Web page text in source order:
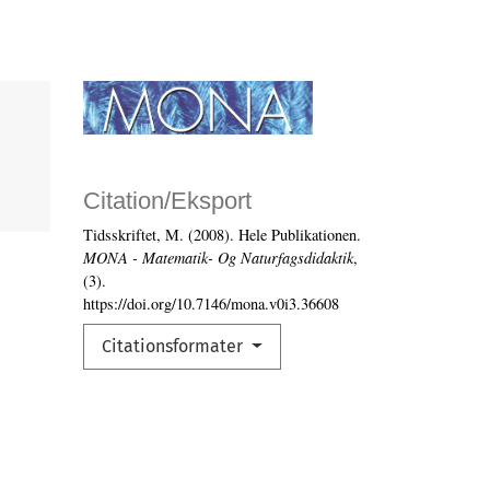
Citation/Eksport
Tidsskriftet, M. (2008). Hele Publikationen.
MONA - Matematik- Og Naturfagsdidaktik,
(3).
https://doi.org/10.7146/mona.v0i3.36608
Citationsformater